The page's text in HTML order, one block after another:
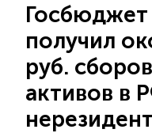
Госбюджет
получил
руб.
активов в